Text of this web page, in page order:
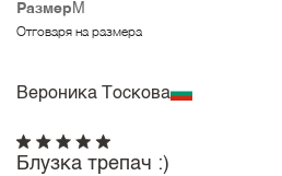
Размер M
Отговаря на размера
Вероника Тоскова
Блузка трепач :)